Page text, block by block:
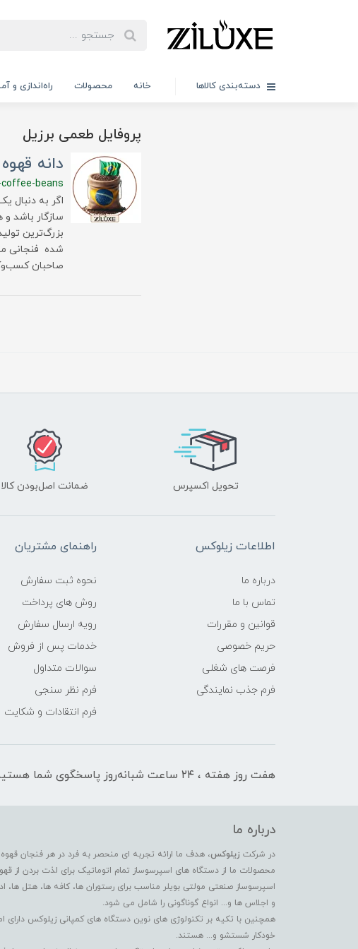
دسته‌بندی کالاها خانه محصولات راه‌اندازی و
پروفایل طعمی برزیل
دانه
beans
اگر به دنبال
سازگار باشد
بزرگ‌ترین
شده فنجانی
صاحبان
تحویل اکسپرس ضمانت اصل‌بودن کالا
اطلاعات زیلوکس
درباره ما
تماس با ما
قوانین و مقررات
حریم خصوصی
فرصت های شغلی
فرم جذب نمایندگی
راهنمای مشتریان
نحوه ثبت سفارش
روش های پرداخت
رویه ارسال سفارش
خدمات پس از فروش
سوالات متداول
فرم نظر سنجی
فرم انتقادات و شکایت
هفت روز هفته ، ۲۴ ساعت شبانه‌روز پاسخگوی شما هستیم
درباره ما
در شرکت زیلوکس، هدف ما ارائه تجربه ای منحصر به فرد در هر فنجان
محصولات ما از دستگاه های اسپرسوساز تمام اتوماتیک برای لذت بردن از
اسپرسوساز صنعتی مولتی بویلر مناسب برای رستوران ها، کافه ها، هتل ها،
و اجلاس ها و... انواع گوناگونی را شامل می شود.
همچنین با تکیه بر تکنولوژی های نوین دستگاه های کمپانی زیلوکس دارای
خودکار شستشو و... هستند.